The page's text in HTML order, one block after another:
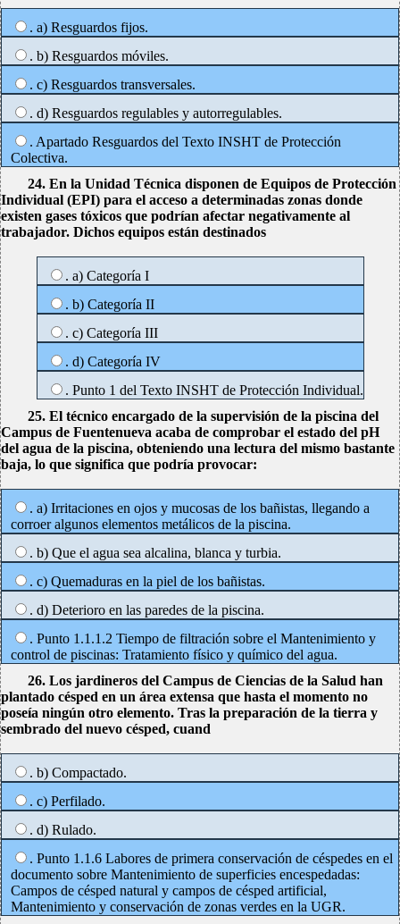
. a) Resguardos fijos.
. b) Resguardos móviles.
. c) Resguardos transversales.
. d) Resguardos regulables y autorregulables.
. Apartado Resguardos del Texto INSHT de Protección
Colectiva.
24. En la Unidad Técnica disponen de Equipos de Protección
Individual (EPI) para el acceso a determinadas zonas donde
existen gases tóxicos que podrían afectar negativamente al
trabajador. Dichos equipos están destinados
. a) Categoría I
. b) Categoría II
. c) Categoría III
. d) Categoría IV
. Punto 1 del Texto INSHT de Protección Individual.
25. El técnico encargado de la supervisión de la piscina del
Campus de Fuentenueva acaba de comprobar el estado del pH
del agua de la piscina, obteniendo una lectura del mismo bastante
baja, lo que significa que podría provocar:
. a) Irritaciones en ojos y mucosas de los bañistas, llegando a
corroer algunos elementos metálicos de la piscina.
. b) Que el agua sea alcalina, blanca y turbia.
. c) Quemaduras en la piel de los bañistas.
. d) Deterioro en las paredes de la piscina.
. Punto 1.1.1.2 Tiempo de filtración sobre el Mantenimiento y
control de piscinas: Tratamiento físico y químico del agua.
26. Los jardineros del Campus de Ciencias de la Salud han
plantado césped en un área extensa que hasta el momento no
poseía ningún otro elemento. Tras la preparación de la tierra y
sembrado del nuevo césped, cuand
. b) Compactado.
. c) Perfilado.
. d) Rulado.
. Punto 1.1.6 Labores de primera conservación de céspedes en el
documento sobre Mantenimiento de superficies encespedadas:
Campos de césped natural y campos de césped artificial,
Mantenimiento y conservación de zonas verdes en la UGR.